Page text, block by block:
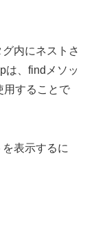
内にネストさ
は、findメソッ
用することで
表示するに